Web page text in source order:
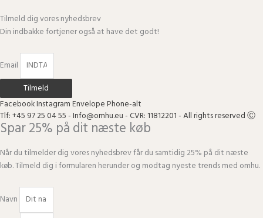
Tilmeld dig vores nyhedsbrev
Din indbakke fortjener også at have det godt!
Email
Tilmeld
FacebookInstagramEnvelopePhone-alt
Tlf: +45 97 25 04 55 - Info@omhu.eu - CVR: 11812201 - All rights reserved Ⓒ
Spar 25% på dit næste køb
Når du tilmelder dig vores nyhedsbrev får du samtidig 25% på dit næste
køb. Tilmeld dig i formularen herunder og modtag nyeste trends med omhu.
Navn